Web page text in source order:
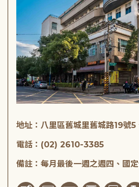
地址：八里區舊城里舊城路19號5
電話：(02) 2610-3385
備註：每月最後一週之週四、國